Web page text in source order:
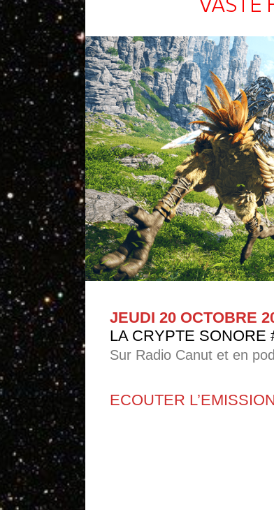
JEUDI 20 OCTOBRE
LA CRYPTE SONORE
Sur Radio Canut et en
ECOUTER L’EMISSION